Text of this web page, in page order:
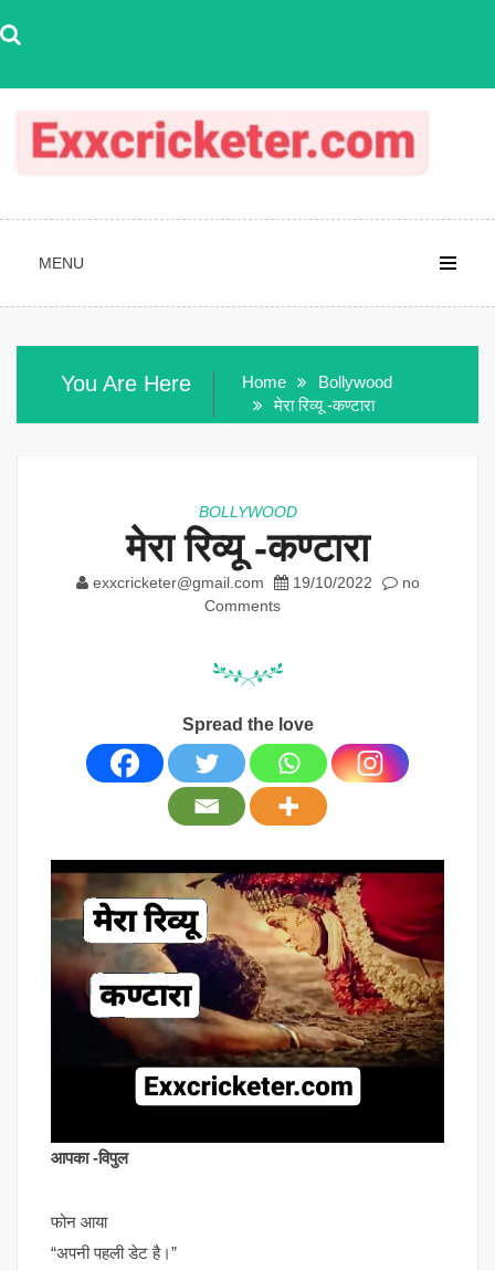
to
MENU
You Are Here Home
Bollywood
मेरा रिव्यू -कण्टारा
BOLLYWOOD
मेरा रिव्यू -कण्टारा
exxcricketer@gmail.com 19/10/2022
no
Comments
Spread the love
आपका -विपुल
फोन आया
“अपनी पहली डेट है।”